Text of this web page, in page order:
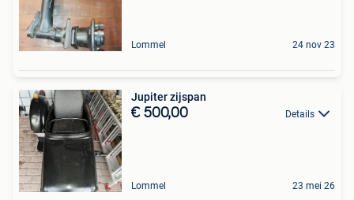
Lommel 24 nov 23
Jupiter zijspan
€ 500,00 Details
Lommel 23 mei 26